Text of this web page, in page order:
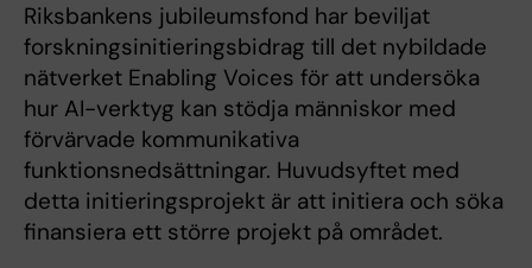
Riksbankens jubileumsfond har beviljat
forskningsinitieringsbidrag till det nybildade
nätverket Enabling Voices för att undersöka
hur AI-verktyg kan stödja människor med
förvärvade kommunikativa
funktionsnedsättningar. Huvudsyftet med
detta initieringsprojekt är att initiera och söka
finansiera ett större projekt på området.